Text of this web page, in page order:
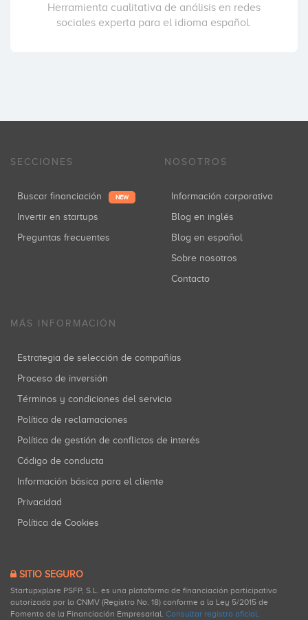
Herramienta cualitativa de análisis en redes
sociales experta para el idioma español.
SECCIONES
Buscar financiación NEW
Invertir en startups
Preguntas frecuentes
NOSOTROS
Información corporativa
Blog en inglés
Blog en español
Sobre nosotros
Contacto
MÁS INFORMACIÓN
Estrategia de selección de compañías
Proceso de inversión
Términos y condiciones del servicio
Política de reclamaciones
Política de gestión de conflictos de interés
Código de conducta
Información básica para el cliente
Privacidad
Política de Cookies
SITIO SEGURO
Startupxplore PSFP, S.L. es una plataforma de financiación participativa
autorizada por la CNMV (Registro No. 18) conforme a la Ley 5/2015 de
Fomento de la Financiación Empresarial. Consultar registro oficial